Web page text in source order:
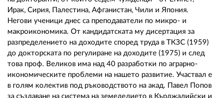
Ирак, Сирия, Палестина, Афганистан, Чили и Япония.
Негови ученици днес са преподаватели по микро- и
макроикономика. От кандидатската му дисертация за
разпределението на доходите според труда в ТКЗС (1959)
до докторската по регулиране на доходите (1975) и след
това проф. Великов има над 40 разработки по аграрно-
икономическите проблеми на нашето развитие. Участвал е
в голям колектив под ръководството на акад. Павел Попов
за създаване на система на земеделието в Кърджалийски и